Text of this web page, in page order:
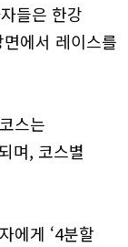
들은 한강
에서 레이스를
스는
며, 코스별
에게 ‘4분할